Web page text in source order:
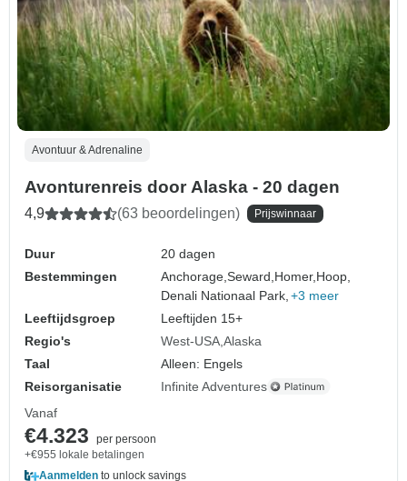
Avontuur & Adrenaline
Avonturenreis door Alaska - 20 dagen
4,9 (63 beoordelingen) Prijswinnaar
Duur
20 dagen
Bestemmingen
Anchorage,Seward, Homer, Hoop,
Denali Nationaal Park, +3 meer
Leeftijdsgroep
Leeftijden 15+
Regio's
West-USA Alaska
Taal
Alleen: Engels
Reisorganisatie
Infinite Adventures
Vanaf
€4.323
per persoon
+€955 lokale betalingen
Aanmelden to unlock savings